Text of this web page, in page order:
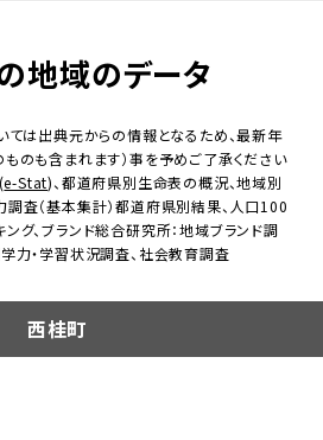
地域のデータ
ては出典元からの情報となるため、最新年
のも含まれます）事を予めご了承ください
e-Stat)、都道府県別生命表の概況、地域別
査（基本集計）都道府県別結果、人口100
グ、ブランド総合研究所：地域ブランド調
力・学習状況調査、社会教育調査
西桂町